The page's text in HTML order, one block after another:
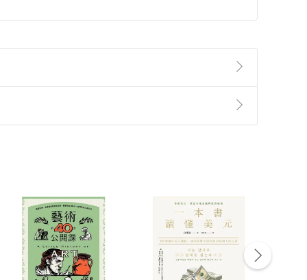
第2條第5款之規定，「非以有形媒介提供之數位
點選「瀏覽訂單明細」 「申請取消訂單/ 退
貨。
付款方式
Payment
完成訂單
Complete